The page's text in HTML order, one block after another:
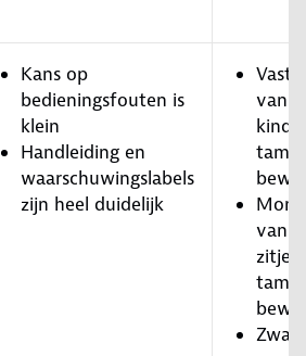
Kans op
bedieningsfouten is
klein
Handleiding en
waarschuwingslabels
zijn heel duidelijk
van
kind
van
zitje